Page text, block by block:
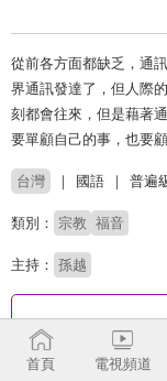
從前各方面都缺乏，通
界通訊發達了，但人際
刻都會往來，但是藉著
要單顧自己的事，也要
台灣 國語 普遍
類別： 宗教 福音
主持： 孫越
首頁 電視頻道